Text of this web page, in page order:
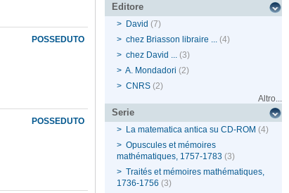
POSSEDUTO
POSSEDUTO
Editore
> David (7)
> chez Briasson libraire ... (4)
> chez David ... (3)
> A. Mondadori (2)
> CNRS (2)
Altro...
Serie
> La matematica antica su CD-ROM (4)
> Opuscules et mémoires
mathématiques, 1757-1783 (3)
> Traités et mémoires mathématiques,
1736-1756 (3)